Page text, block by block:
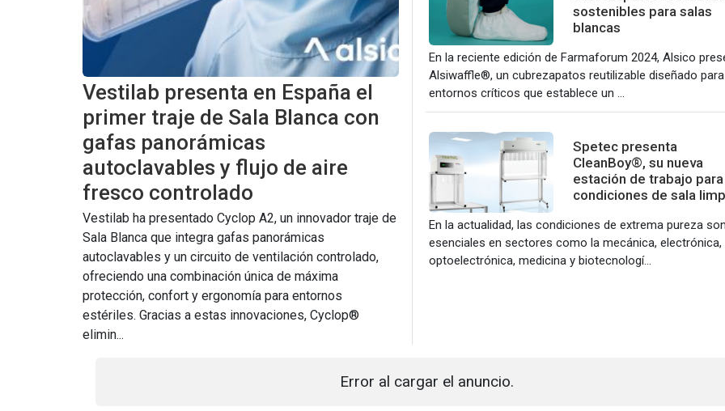
Vestilab presenta en España el
primer traje de Sala Blanca con
gafas panorámicas
autoclavables y flujo de aire
fresco controlado
Vestilab ha presentado Cyclop A2, un innovador traje de
Sala Blanca que integra gafas panorámicas
autoclavables y un circuito de ventilación controlado,
ofreciendo una combinación única de máxima
protección, confort y ergonomía para entornos
estériles. Gracias a estas innovaciones, Cyclop®
elimin...
sostenibles para salas
blancas
En la reciente edición de Farmaforum 2024, Alsico
Alsiwaffle®, un cubrezapatos reutilizable diseñado para
entornos críticos que establece un ...
Spetec presenta
CleanBoy®, su nueva
estación de trabajo para
condiciones de sala
En la actualidad, las condiciones de extrema pureza
esenciales en sectores como la mecánica, electrónica,
optoelectrónica, medicina y biotecnologí...
Error al cargar el anuncio.